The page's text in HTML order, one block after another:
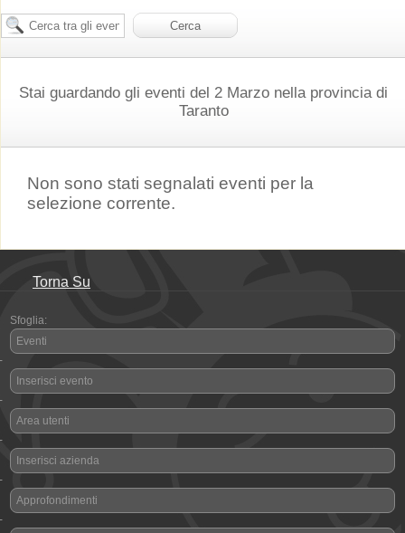
Stai guardando gli eventi del 2 Marzo nella provincia di
Taranto
Non sono stati segnalati eventi per la
selezione corrente.
Torna Su
Sfoglia:
Eventi
-
Inserisci evento
-
Area utenti
-
Inserisci azienda
-
Approfondimenti
-